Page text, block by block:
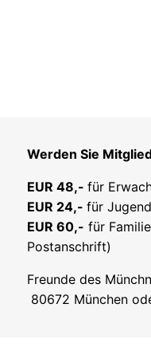
Werden Sie
EUR 48,- für
EUR 24,- für
EUR 60,- für
Postanschrift)
Freunde des
80672 München